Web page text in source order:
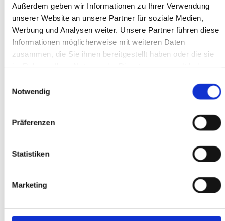
Außerdem geben wir Informationen zu Ihrer Verwendung
unserer Website an unsere Partner für soziale Medien,
Werbung und Analysen weiter. Unsere Partner führen diese
Informationen möglicherweise mit weiteren Daten
zusammen, die Sie ihnen bereitgestellt haben oder die sie
Notwendig
Präferenzen
Statistiken
Marketing
gut aufgehoben fühlst und zufrieden mein Studio
verlässt. Dabei stehen für mich im Fokus:
Ästhetik & Präzision - jedes Nagelset soll
gepflegt, harmonisch und stilvoll wirken.
Individuelle Beratung - ich gehe auf deine
passt.
hochwertigen Materialien.
mit perfekt gepflegten Nägeln, strahlenden
Behandlungen zu unterstreichen und so deine